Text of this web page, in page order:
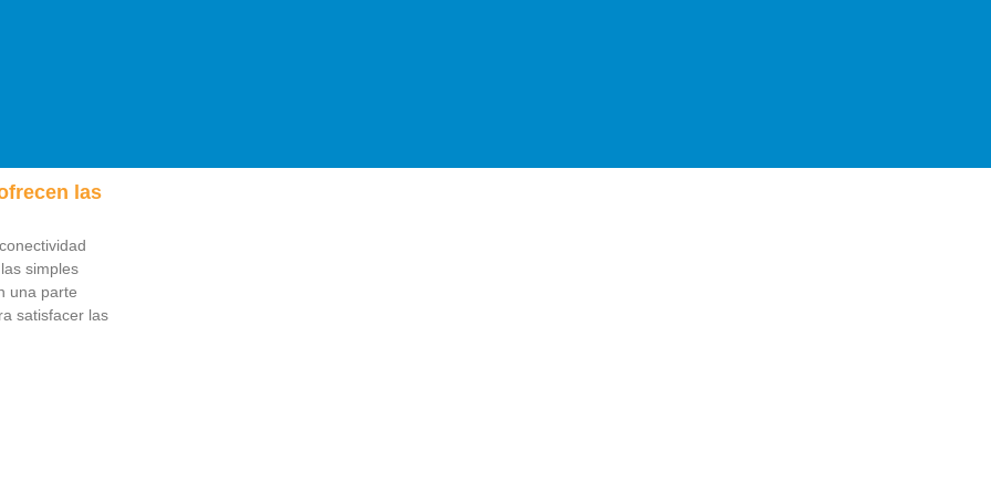
las
simples
una parte
satisfacer las